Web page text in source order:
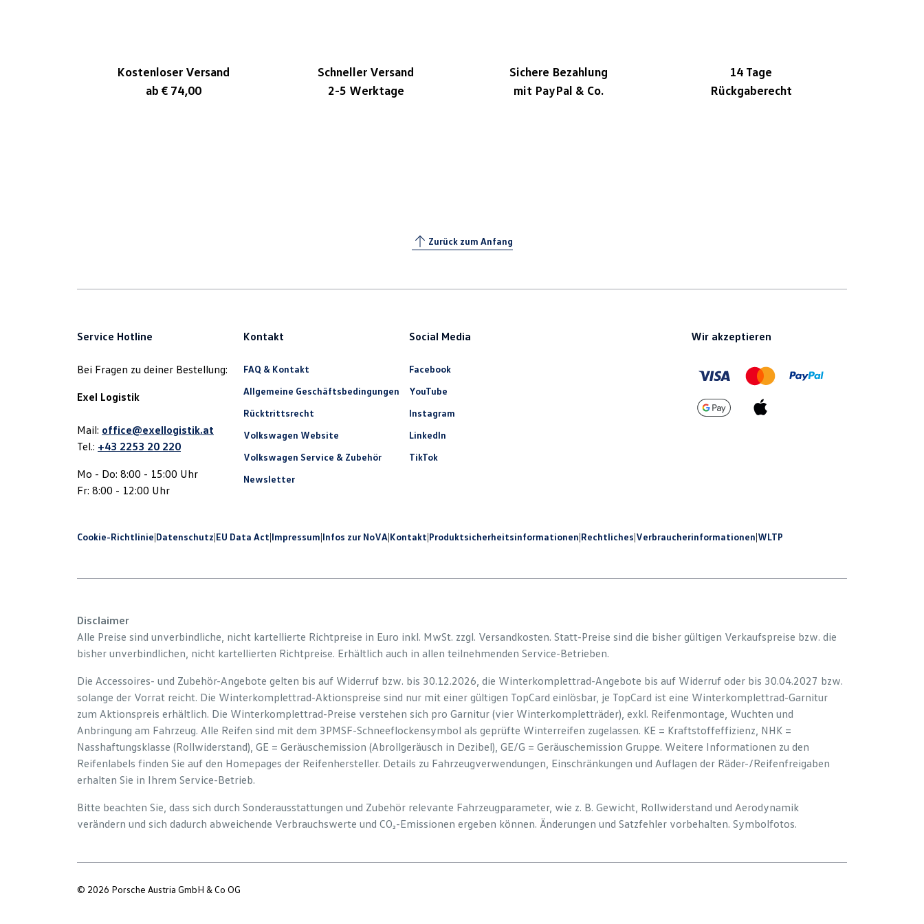
Kostenloser Versand
ab € 74,00
Schneller Versand
2-5 Werktage
Sichere Bezahlung
mit PayPal & Co.
14 Tage
Rückgaberecht
Zurück zum Anfang
Service Hotline
Bei Fragen zu deiner Bestellung:
Exel Logistik
Mail: office@exellogistik.at
Tel.: +43 2253 20 220
Mo - Do: 8:00 - 15:00 Uhr
Fr: 8:00 - 12:00 Uhr
Kontakt
FAQ & Kontakt
Allgemeine Geschäftsbedingungen
Rücktrittsrecht
Volkswagen Website
Volkswagen Service & Zubehör
Newsletter
Social Media
Facebook
YouTube
Instagram
LinkedIn
TikTok
Wir akzeptieren
Cookie-Richtlinie|Datenschutz|EU Data Act|Impressum|Infos zur NoVA|Kontakt|Produkt­sicherheits­informationen|Rechtliches|Verbraucherinformationen|WLTP
Disclaimer
Alle Preise sind unverbindliche, nicht kartellierte Richtpreise in Euro inkl. MwSt. zzgl. Versandkosten. Statt-Preise sind die bisher gültigen Verkaufspreise bzw. die
bisher unverbindlichen, nicht kartellierten Richtpreise. Erhältlich auch in allen teilnehmenden Service-Betrieben.
Die Accessoires- und Zubehör-Angebote gelten bis auf Widerruf bzw. bis 30.12.2026, die Winterkomplettrad-Angebote bis auf Widerruf oder bis 30.04.2027 bzw.
solange der Vorrat reicht. Die Winterkomplettrad-Aktionspreise sind nur mit einer gültigen TopCard einlösbar, je TopCard ist eine Winterkomplettrad-Garnitur
zum Aktionspreis erhältlich. Die Winterkomplettrad-Preise verstehen sich pro Garnitur (vier Winterkompletträder), exkl. Reifenmontage, Wuchten und
Anbringung am Fahrzeug. Alle Reifen sind mit dem 3PMSF-Schneeflockensymbol als geprüfte Winterreifen zugelassen. KE = Kraftstoffeffizienz, NHK =
Nasshaftungsklasse (Rollwiderstand), GE = Geräuschemission (Abrollgeräusch in Dezibel), GE/G = Geräuschemission Gruppe. Weitere Informationen zu den
Reifenlabels finden Sie auf den Homepages der Reifenhersteller. Details zu Fahrzeugverwendungen, Einschränkungen und Auflagen der Räder-/Reifenfreigaben
erhalten Sie in Ihrem Service-Betrieb.
Bitte beachten Sie, dass sich durch Sonderausstattungen und Zubehör relevante Fahrzeugparameter, wie z. B. Gewicht, Rollwiderstand und Aerodynamik
verändern und sich dadurch abweichende Verbrauchswerte und CO₂-Emissionen ergeben können. Änderungen und Satzfehler vorbehalten. Symbolfotos.
© 2026 Porsche Austria GmbH & Co OG